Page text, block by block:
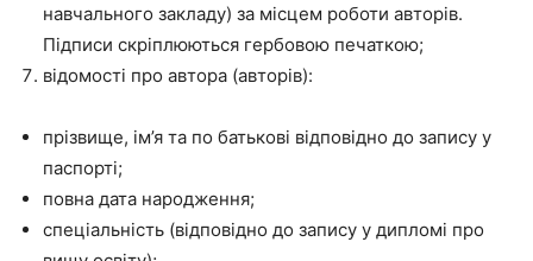
навчального закладу) за місцем роботи авторів.
Підписи скріплюються гербовою печаткою;
відомості про автора (авторів):
прізвище, ім’я та по батькові відповідно до запису у
паспорті;
повна дата народження;
спеціальність (відповідно до запису у дипломі про